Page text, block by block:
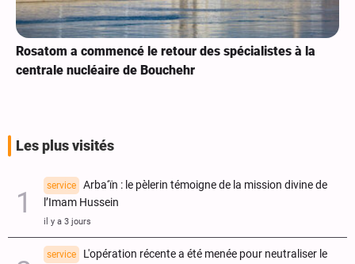
Rosatom a commencé le retour des spécialistes à la
centrale nucléaire de Bouchehr
Les plus visités
service
Arba‘ïn : le pèlerin témoigne de la mission divine de
l’Imam Hussein
il y a 3 jours
service
L'opération récente a été menée pour neutraliser le